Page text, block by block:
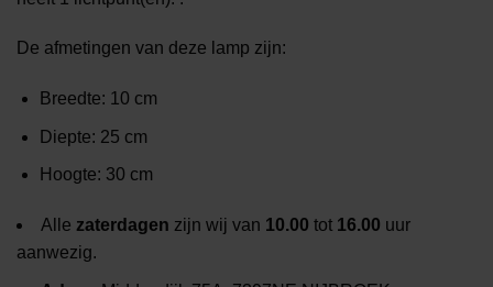
De afmetingen van deze lamp zijn:
Breedte: 10 cm
Diepte: 25 cm
Hoogte: 30 cm
Alle zaterdagen zijn wij van 10.00 tot 16.00 uur
aanwezig.